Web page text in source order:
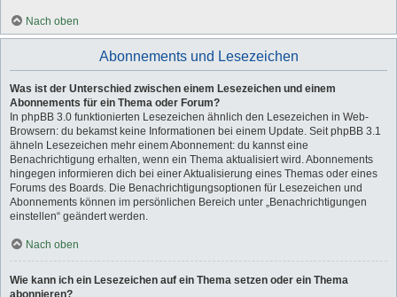
Nach oben
Abonnements und Lesezeichen
Was ist der Unterschied zwischen einem Lesezeichen und einem
Abonnements für ein Thema oder Forum?
In phpBB 3.0 funktionierten Lesezeichen ähnlich den Lesezeichen in Web-
Browsern: du bekamst keine Informationen bei einem Update. Seit phpBB 3.1
ähneln Lesezeichen mehr einem Abonnement: du kannst eine
Benachrichtigung erhalten, wenn ein Thema aktualisiert wird. Abonnements
hingegen informieren dich bei einer Aktualisierung eines Themas oder eines
Forums des Boards. Die Benachrichtigungsoptionen für Lesezeichen und
Abonnements können im persönlichen Bereich unter „Benachrichtigungen
einstellen“ geändert werden.
Nach oben
Wie kann ich ein Lesezeichen auf ein Thema setzen oder ein Thema
abonnieren?